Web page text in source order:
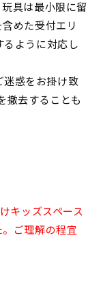
具は最小限に留
めた受付エリ
るように対応し
迷惑をお掛け致
撤去することも
キッズスペース
ご理解の程宜